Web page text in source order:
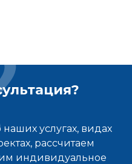
услугах, видах
рассчитаем
индивидуальное